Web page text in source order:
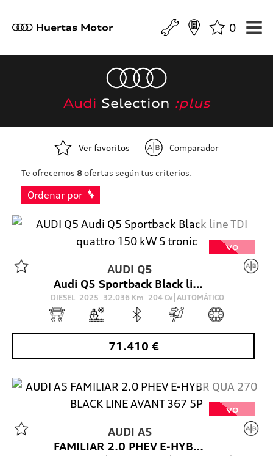
a Huertas Motor 0
Audi Selection :plus
Ver favoritos Comparador
Te ofrecemos 8ofertas según tus criterios.
Ordenar por
VO
AUDI Q5
Audi Q5 Sportback Black line TDI quattro 150 kW S tronic
DIESEL 2025 32.036 Km 204 Cv AUTOMÁTICO
71.410 €
VO
AUDI A5
FAMILIAR 2.0 PHEV E-HYBR QUA 270 BLACK LINE AVANT 367 5P